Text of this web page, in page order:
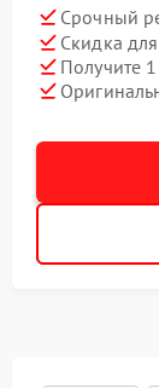
Срочный
Скидка
Получите